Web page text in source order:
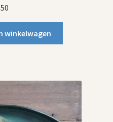
winkelwagen